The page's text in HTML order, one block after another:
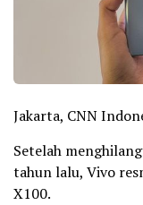
Jakarta, CNN
Setelah
tahun lalu, Vivo
X100.